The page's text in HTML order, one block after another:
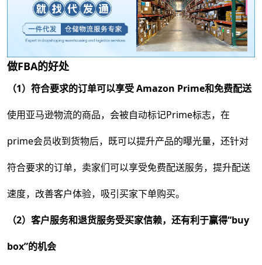
做FBA的好处
（1）符合要求的订单可以享受 Amazon Prime和免费配送
使用亚马逊物流的商品，会被自动标记Prime标志，在
prime会员收到货物后，既可以提升产品的曝光量，还针对
符合要求的订单，卖家们可以享受免费配送服务，提升配送
速度，改善客户体验，吸引买家下单购买。
（2）客户服务和退货服务受买家信赖，还有利于赢得“buy
box”的机会